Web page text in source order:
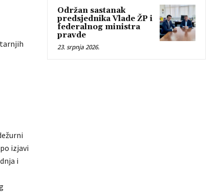
izjavi
i
Održan sastanak
predsjednika Vlade ŽP i
federalnog ministra
pravde
23. srpnja 2026.